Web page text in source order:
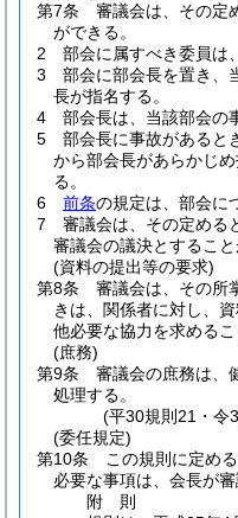
第7条
審議会は、その定
ができる。
2
部会に属すべき委員は
3
部会に部会長を置き、
長が指名する。
4
部会長は、当該部会の
5
部会長に事故があると
から部会長があらかじ
る。
6
前条の規定は、部会に
7
審議会は、その定める
審議会の議決とすること
(資料の提出等の要求)
第8条
審議会は、その所
きは、関係者に対し、
他必要な協力を求めるこ
(庶務)
第9条
審議会の庶務は、
処理する。
(平30規則21・令
(委任規定)
第10条
この規則に定め
必要な事項は、会長が審
附 則